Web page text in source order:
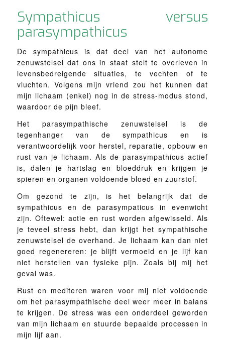
Sympathicus versus
parasympathicus
De sympathicus is dat deel van het autonome
zenuwstelsel dat ons in staat stelt te overleven in
levensbedreigende situaties, te vechten of te
vluchten. Volgens mijn vriend zou het kunnen dat
mijn lichaam (enkel) nog in de stress-modus stond,
waardoor de pijn bleef.
Het parasympathische zenuwstelsel is de
tegenhanger van de sympathicus en is
verantwoordelijk voor herstel, reparatie, opbouw en
rust van je lichaam. Als de parasympathicus actief
is, dalen je hartslag en bloeddruk en krijgen je
spieren en organen voldoende bloed en zuurstof.
Om gezond te zijn, is het belangrijk dat de
sympathicus en de parasympaticus in evenwicht
zijn. Oftewel: actie en rust worden afgewisseld. Als
je teveel stress hebt, dan krijgt het sympathische
zenuwstelsel de overhand. Je lichaam kan dan niet
goed regenereren: je blijft vermoeid en je lijf kan
niet herstellen van fysieke pijn. Zoals bij mij het
geval was.
Rust en mediteren waren voor mij niet voldoende
om het parasympathische deel weer meer in balans
te krijgen. De stress was een onderdeel geworden
van mijn lichaam en stuurde bepaalde processen in
mijn lijf aan.